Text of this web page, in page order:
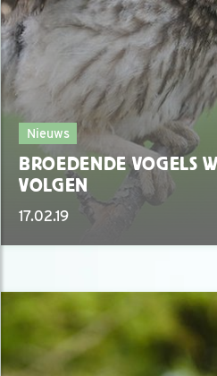
Nieuws
BROEDENDE VOGELS
VOLGEN
17.02.19